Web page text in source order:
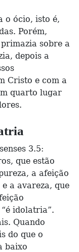
o ócio, isto é,
Porém,
sobre a
depois a
Cristo e com a
quarto lugar
3.5:
que estão
a afeição
a avareza, que
“é idolatria”.
Quando
do que o
baixo